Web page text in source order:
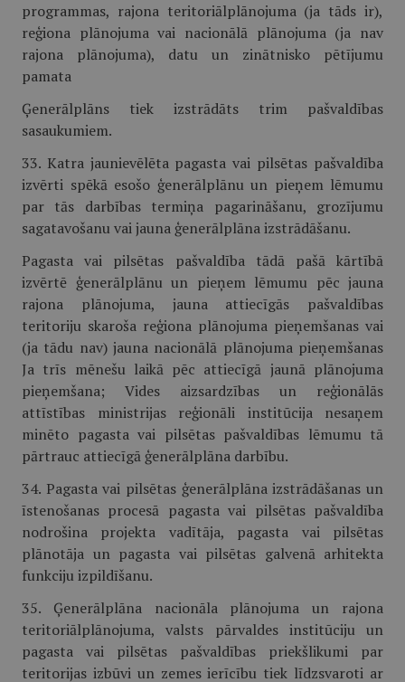
programmas, rajona teritoriālplānojuma (ja tāds ir),
reģiona plānojuma vai nacionālā plānojuma (ja nav
rajona plānojuma), datu un zinātnisko pētījumu
pamata
Ģenerālplāns tiek izstrādāts trim pašvaldības
sasaukumiem.
33. Katra jaunievēlēta pagasta vai pilsētas pašvaldība
izvērti spēkā esošo ģenerālplānu un pieņem lēmumu
par tās darbības termiņa pagarināšanu, grozījumu
sagatavošanu vai jauna ģenerālplāna izstrādāšanu.
Pagasta vai pilsētas pašvaldība tādā pašā kārtībā
izvērtē ģenerālplānu un pieņem lēmumu pēc jauna
rajona plānojuma, jauna attiecīgās pašvaldības
teritoriju skaroša reģiona plānojuma pieņemšanas vai
(ja tādu nav) jauna nacionālā plānojuma pieņemšanas
Ja trīs mēnešu laikā pēc attiecīgā jaunā plānojuma
pieņemšana; Vides aizsardzības un reģionālās
attīstības ministrijas reģionāli institūcija nesaņem
minēto pagasta vai pilsētas pašvaldības lēmumu tā
pārtrauc attiecīgā ģenerālplāna darbību.
34. Pagasta vai pilsētas ģenerālplāna izstrādāšanas un
īstenošanas procesā pagasta vai pilsētas pašvaldība
nodrošina projekta vadītāja, pagasta vai pilsētas
plānotāja un pagasta vai pilsētas galvenā arhitekta
funkciju izpildīšanu.
35. Ģenerālplāna nacionāla plānojuma un rajona
teritoriālplānojuma, valsts pārvaldes institūciju un
pagasta vai pilsētas pašvaldības priekšlikumi par
teritorijas izbūvi un zemes ierīcību tiek līdzsvaroti ar